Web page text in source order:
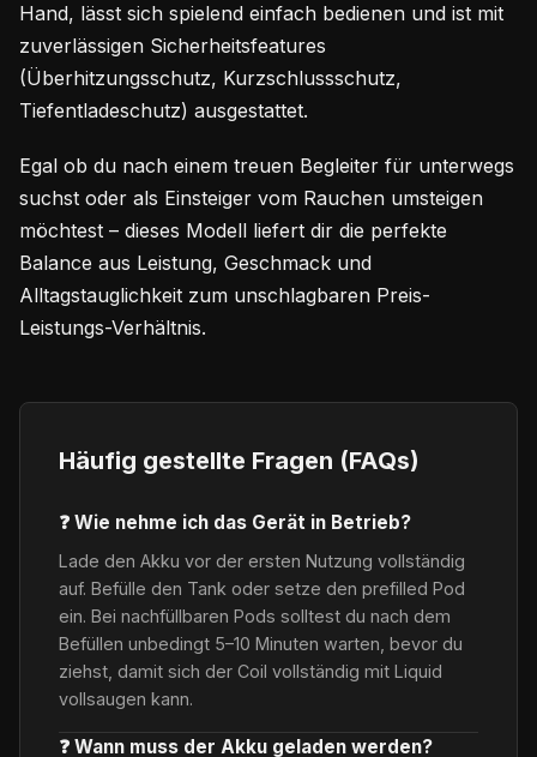
Hand, lässt sich spielend einfach bedienen und ist mit
zuverlässigen Sicherheitsfeatures
(Überhitzungsschutz, Kurzschlussschutz,
Tiefentladeschutz) ausgestattet.
Egal ob du nach einem treuen Begleiter für unterwegs
suchst oder als Einsteiger vom Rauchen umsteigen
möchtest – dieses Modell liefert dir die perfekte
Balance aus Leistung, Geschmack und
Alltagstauglichkeit zum unschlagbaren Preis-
Leistungs-Verhältnis.
Häufig gestellte Fragen (FAQs)
❓ Wie nehme ich das Gerät in Betrieb?
Lade den Akku vor der ersten Nutzung vollständig
auf. Befülle den Tank oder setze den prefilled Pod
ein. Bei nachfüllbaren Pods solltest du nach dem
Befüllen unbedingt 5–10 Minuten warten, bevor du
ziehst, damit sich der Coil vollständig mit Liquid
vollsaugen kann.
❓ Wann muss der Akku geladen werden?